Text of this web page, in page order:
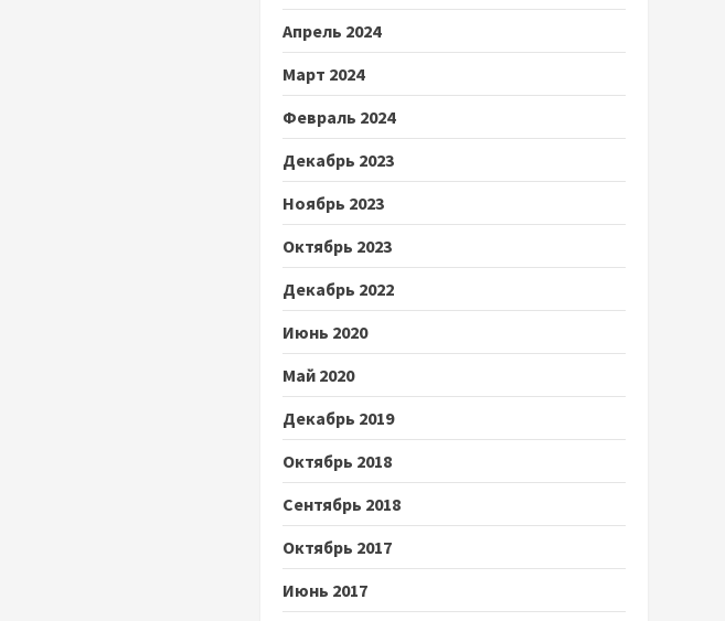
Апрель 2024
Март 2024
Февраль 2024
Декабрь 2023
Ноябрь 2023
Октябрь 2023
Декабрь 2022
Июнь 2020
Май 2020
Декабрь 2019
Октябрь 2018
Сентябрь 2018
Октябрь 2017
Июнь 2017